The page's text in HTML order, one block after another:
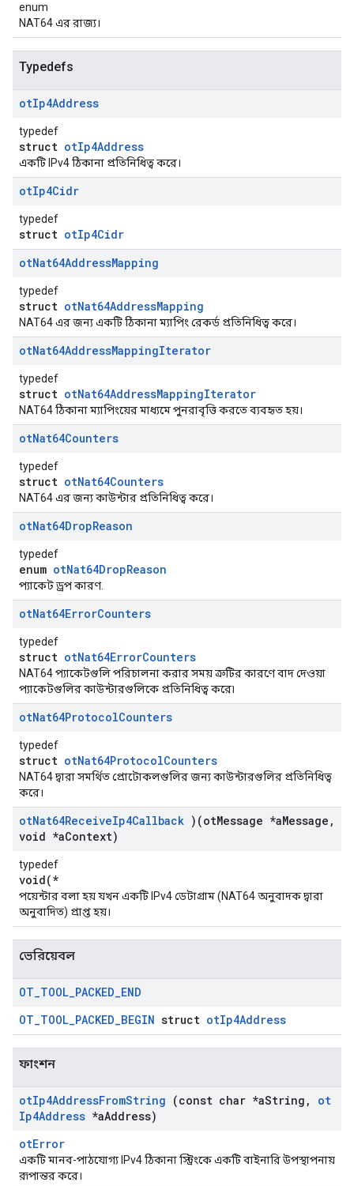
enum
NAT64 এর রাজ্য।
Typedefs
otIp4Address
typedef
struct otIp4Address
একটি IPv4 ঠিকানা প্রতিনিধিত্ব করে।
otIp4Cidr
typedef
struct otIp4Cidr
otNat64AddressMapping
typedef
struct otNat64AddressMapping
NAT64 এর জন্য একটি ঠিকানা ম্যাপিং রেকর্ড প্রতিনিধিত্ব করে।
otNat64AddressMappingIterator
typedef
struct otNat64AddressMappingIterator
NAT64 ঠিকানা ম্যাপিংয়ের মাধ্যমে পুনরাবৃত্তি করতে ব্যবহৃত হয়।
otNat64Counters
typedef
struct otNat64Counters
NAT64 এর জন্য কাউন্টার প্রতিনিধিত্ব করে।
otNat64DropReason
typedef
enum otNat64DropReason
প্যাকেট ড্রপ কারণ.
otNat64ErrorCounters
typedef
struct otNat64ErrorCounters
NAT64 প্যাকেটগুলি পরিচালনা করার সময় ত্রুটির কারণে বাদ দেওয়া
প্যাকেটগুলির কাউন্টারগুলিকে প্রতিনিধিত্ব করে৷
otNat64ProtocolCounters
typedef
struct otNat64ProtocolCounters
NAT64 দ্বারা সমর্থিত প্রোটোকলগুলির জন্য কাউন্টারগুলির প্রতিনিধিত্ব
করে।
otNat64ReceiveIp4Callback )(otMessage *aMessage ,
void *aContext)
typedef
void(*
পয়েন্টার বলা হয় যখন একটি IPv4 ডেটাগ্রাম (NAT64 অনুবাদক দ্বারা
অনুবাদিত) প্রাপ্ত হয়।
ভেরিয়েবল
OT_TOOL_PACKED_END
OT_TOOL_PACKED_BEGIN struct otIp4Address
ফাংশন
otIp4AddressFromString (const char *aString ,
ot
Ip4Address *aAddress)
otError
একটি মানব-পাঠযোগ্য IPv4 ঠিকানা স্ট্রিংকে একটি বাইনারি উপস্থাপনায়
রূপান্তর করে।